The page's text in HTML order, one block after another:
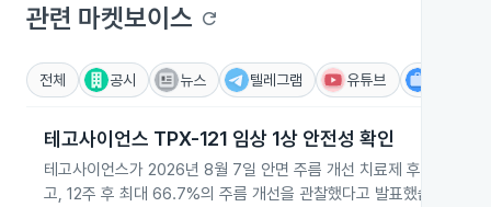
관련 마켓보이스 refresh
전체 공시 뉴스 텔레그램 유튜브
테고사이언스 TPX-121 임상 1상 안전성 확인
테고사이언스가 2026년 8월 7일 안면 주름 개선 치료제 후보물질
고, 12주 후 최대 66.7%의 주름 개선을 관찰했다고 발표했습니다.